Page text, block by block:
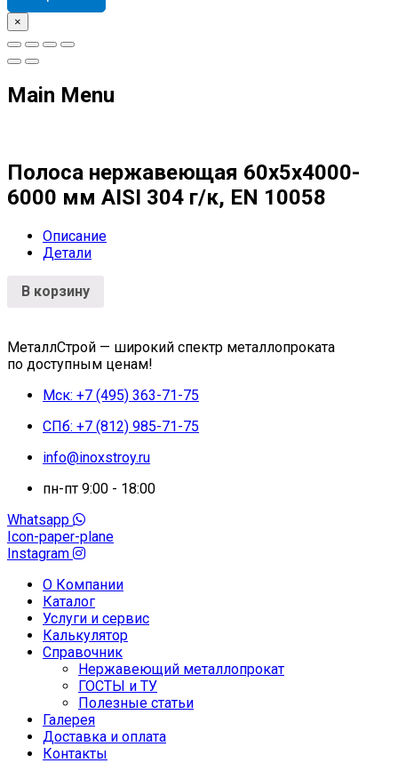
×
Main Menu
Полоса нержавеющая 60х5х4000-
6000 мм AISI 304 г/к, EN 10058
Описание
Детали
В корзину
МеталлСтрой — широкий спектр металлопроката
по доступным ценам!
Мск: +7 (495) 363-71-75
СПб: +7 (812) 985-71-75
info@inoxstroy.ru
пн-пт 9:00 - 18:00
Whatsapp
Icon-paper-plane
Instagram
О Компании
Каталог
Услуги и сервис
Калькулятор
Справочник
Нержавеющий металлопрокат
ГОСТЫ и ТУ
Полезные статьи
Галерея
Доставка и оплата
Контакты